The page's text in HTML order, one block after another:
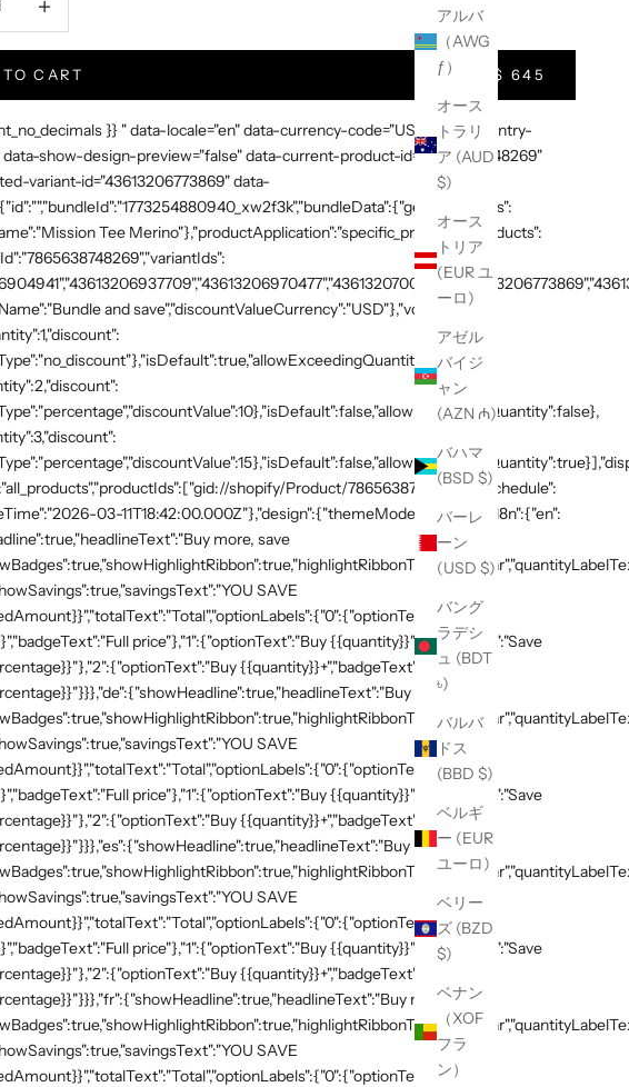
アルバ
（AWG
ƒ）
オース
トラリ
ア (AUD
$)
オース
トリア
(EUR ユ
ーロ)
アゼル
バイジ
ャン
(AZN ₼)
バハマ
(BSD $)
バーレ
ーン
(USD $)
バング
ラデシ
ュ (BDT
৳)
バルバ
ドス
(BBD $)
ベルギ
ー (EUR
ユーロ)
ベリー
ズ (BZD
$)
ベナン
（XOF
フラ
ン）
CART $ 645
}} " data-locale="en" data-currency-code="USD" data-country-
data-show-design-preview="false" data-current-product-id="7865638748269"
variant-id="43613206773869" data-
Tee Merino"},"productApplication":"specific_products","products":
and save","discountValueCurrency":"USD"},"volumeTiers":
shopify/Product/7865638748269"]},"schedule":
03-11T18:42:00.000Z"},"design":{"themeMode":"custom","i18n":{"en":
more, save
SAVE
price"},"1":{"optionText":"Buy {{quantity}}","badgeText":"Save
{{quantity}}+","badgeText":"Save
more, save
SAVE
price"},"1":{"optionText":"Buy {{quantity}}","badgeText":"Save
{{quantity}}+","badgeText":"Save
more, save
SAVE
price"},"1":{"optionText":"Buy {{quantity}}","badgeText":"Save
{{quantity}}+","badgeText":"Save
more, save
SAVE